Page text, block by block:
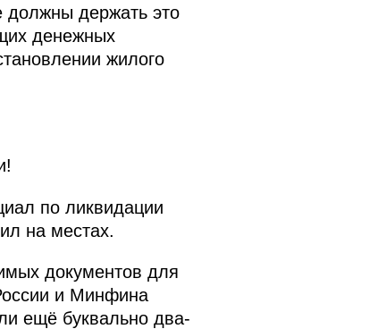
должны держать это
денежных
жилого
по ликвидации
на местах.
документов для
и Минфина
ещё буквально два-